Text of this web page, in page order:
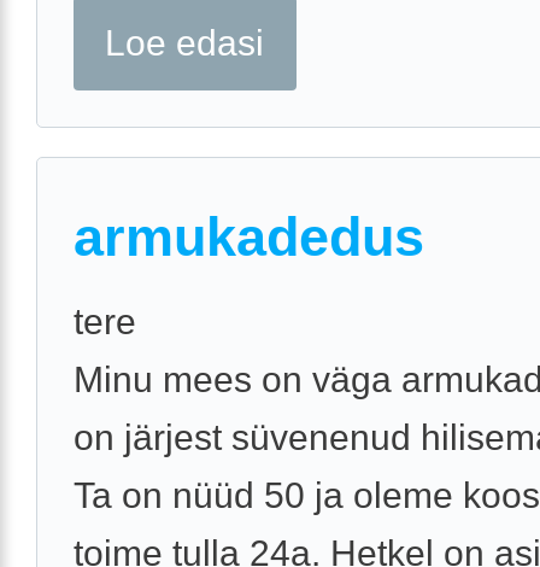
Loe edasi
armukadedus
tere
Minu mees on väga
on järjest süvenenud
Ta on nüüd 50 ja oleme
toime tulla 24a. Hetkel on asi